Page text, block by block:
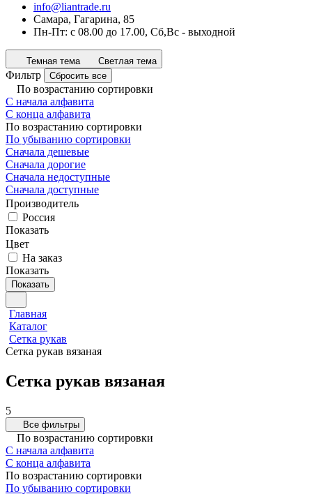
info@liantrade.ru
Самара, Гагарина, 85
Пн-Пт: c 08.00 до 17.00, Cб,Вс - выходной
Темная тема Светлая тема
Фильтр Сбросить все
По возрастанию сортировки
С начала алфавита
С конца алфавита
По возрастанию сортировки
По убыванию сортировки
Сначала дешевые
Сначала дорогие
Сначала недоступные
Сначала доступные
Производитель
Россия
Показать
Цвет
На заказ
Показать
Показать
Главная
Каталог
Сетка рукав
Сетка рукав вязаная
Сетка рукав вязаная
5
Все фильтры
По возрастанию сортировки
С начала алфавита
С конца алфавита
По возрастанию сортировки
По убыванию сортировки